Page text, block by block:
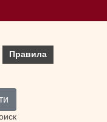
Правила